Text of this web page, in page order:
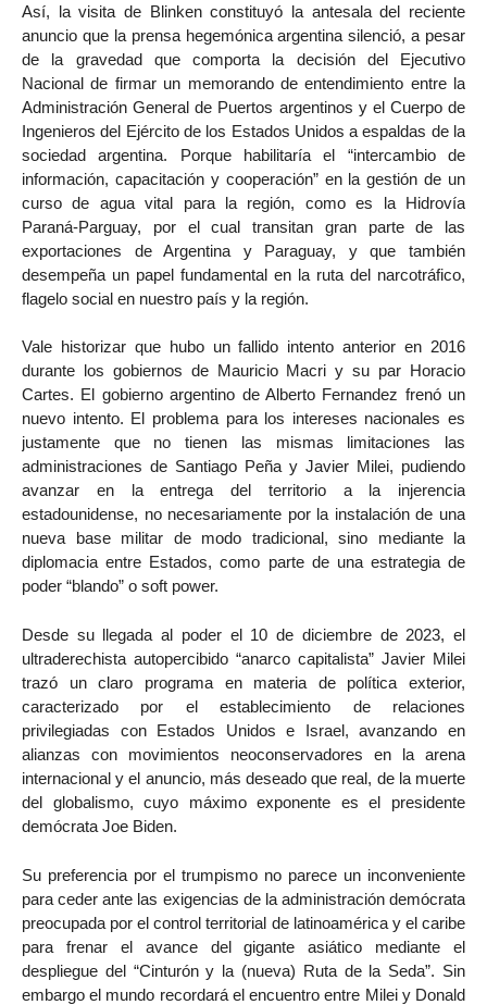
Así, la visita de Blinken constituyó la antesala del reciente
anuncio que la prensa hegemónica argentina silenció, a pesar
de la gravedad que comporta la decisión del Ejecutivo
Nacional de firmar un memorando de entendimiento entre la
Administración General de Puertos argentinos y el Cuerpo de
Ingenieros del Ejército de los Estados Unidos a espaldas de la
sociedad argentina. Porque habilitaría el “intercambio de
información, capacitación y cooperación” en la gestión de un
curso de agua vital para la región, como es la Hidrovía
Paraná-Parguay, por el cual transitan gran parte de las
exportaciones de Argentina y Paraguay, y que también
desempeña un papel fundamental en la ruta del narcotráfico,
flagelo social en nuestro país y la región.
Vale historizar que hubo un fallido intento anterior en 2016
durante los gobiernos de Mauricio Macri y su par Horacio
Cartes. El gobierno argentino de Alberto Fernandez frenó un
nuevo intento. El problema para los intereses nacionales es
justamente que no tienen las mismas limitaciones las
administraciones de Santiago Peña y Javier Milei, pudiendo
avanzar en la entrega del territorio a la injerencia
estadounidense, no necesariamente por la instalación de una
nueva base militar de modo tradicional, sino mediante la
diplomacia entre Estados, como parte de una estrategia de
poder “blando” o soft power.
Desde su llegada al poder el 10 de diciembre de 2023, el
ultraderechista autopercibido “anarco capitalista” Javier Milei
trazó un claro programa en materia de política exterior,
caracterizado por el establecimiento de relaciones
privilegiadas con Estados Unidos e Israel, avanzando en
alianzas con movimientos neoconservadores en la arena
internacional y el anuncio, más deseado que real, de la muerte
del globalismo, cuyo máximo exponente es el presidente
demócrata Joe Biden.
Su preferencia por el trumpismo no parece un inconveniente
para ceder ante las exigencias de la administración demócrata
preocupada por el control territorial de latinoamérica y el caribe
para frenar el avance del gigante asiático mediante el
despliegue del “Cinturón y la (nueva) Ruta de la Seda”. Sin
embargo el mundo recordará el encuentro entre Milei y Donald